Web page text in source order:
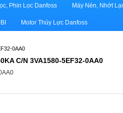
Phin Lọc Danfoss Máy Nén, Nhớt
Motor Thủy Lực Danfoss
0AA0
C/N 3VA1580-5EF32-0AA0